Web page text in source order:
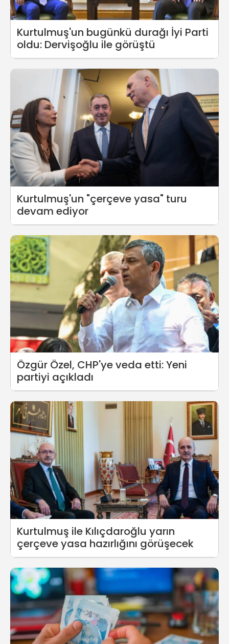
Kurtulmuş'un bugünkü durağı İyi Parti
oldu: Dervişoğlu ile görüştü
Kurtulmuş'un "çerçeve yasa" turu
devam ediyor
Özgür Özel, CHP'ye veda etti: Yeni
partiyi açıkladı
Kurtulmuş ile Kılıçdaroğlu yarın
çerçeve yasa hazırlığını görüşecek